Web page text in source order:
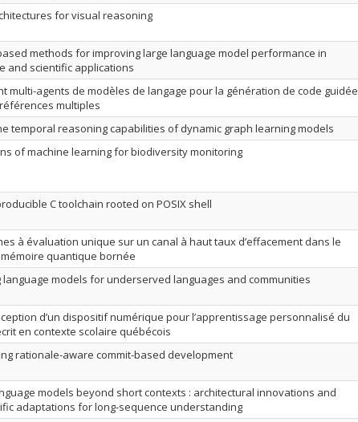
for visual reasoning
methods for improving large language model performance in
and scientific applications
multi-agents de modèles de langage pour la génération de code guidée
multiples
temporal reasoning capabilities of dynamic graph learning models
of machine learning for biodiversity monitoring
C toolchain rooted on POSIX shell
à évaluation unique sur un canal à haut taux d’effacement dans le
quantique bornée
language models for underserved languages and communities
d’un dispositif numérique pour l’apprentissage personnalisé du
en contexte scolaire québécois
rationale-aware commit-based development
models beyond short contexts : architectural innovations and
adaptations for long-sequence understanding